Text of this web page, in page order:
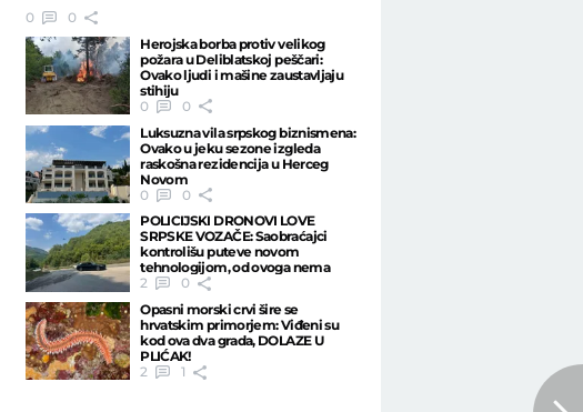
0
0
Herojska borba protiv velikog
požara u Deliblatskoj peščari:
Ovako ljudi i mašine zaustavljaju
stihiju
0
0
Luksuzna vila srpskog biznismena:
Ovako u jeku sezone izgleda
raskošna rezidencija u Herceg
Novom
0
0
POLICIJSKI DRONOVI LOVE
SRPSKE VOZAČE: Saobraćajci
kontrolišu puteve novom
tehnologijom, od ovoga nema
bega
2
0
Opasni morski crvi šire se
hrvatskim primorjem: Viđeni su
kod ova dva grada, DOLAZE U
PLIĆAK!
2
1